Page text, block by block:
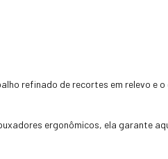
refinado de recortes em relevo e
ergonômicos, ela garante